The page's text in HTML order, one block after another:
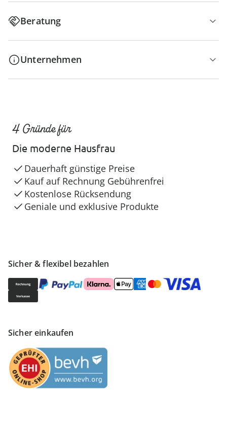
Beratung
Unternehmen
Sicher & flexibel bezahlen
Sicher einkaufen
4 Gründe für
Die moderne Hausfrau
Dauerhaft günstige Preise
Kauf auf Rechnung Gebührenfrei
Kostenlose Rücksendung
Geniale und exklusive Produkte